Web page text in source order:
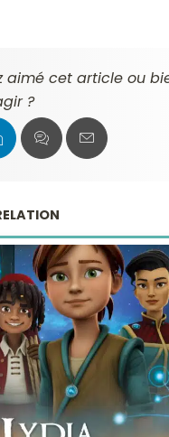
aimé cet article ou
?